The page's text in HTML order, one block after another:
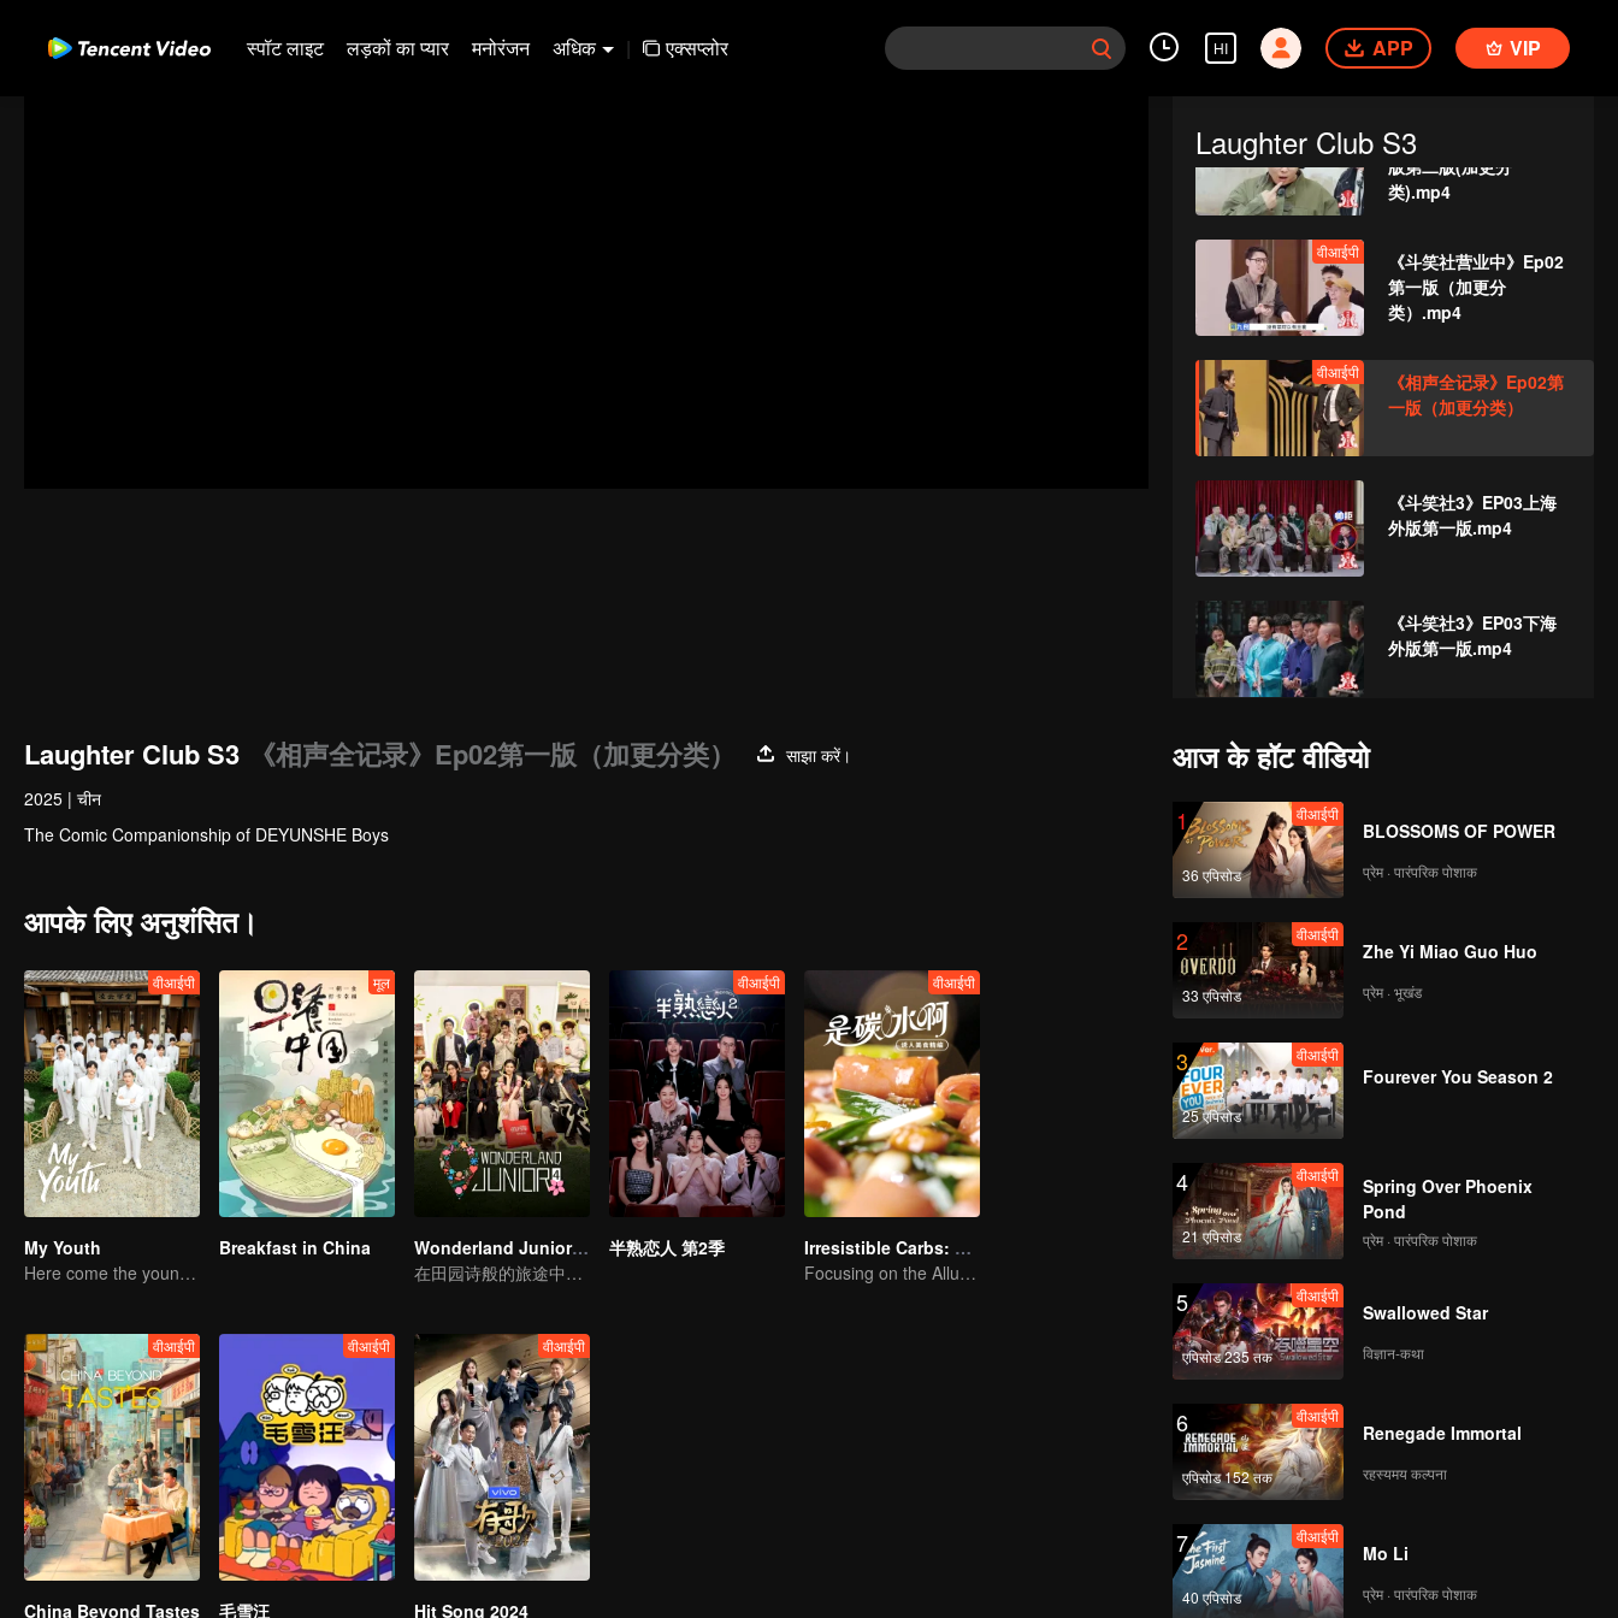
स्पॉट लाइट लड़कों का प्यार मनोरंजन अधिक | एक्सप्लोर HI APP VIP
Laughter Club S3
外版第一版
वीआईपी
《斗笑社3》Ep02加更
版第二版(加更分
类).mp4
वीआईपी
《斗笑社营业中》Ep02
第一版（加更分
类）.mp4
वीआईपी
《相声全记录》Ep02第
一版（加更分类）
《斗笑社3》EP03上海
外版第一版.mp4
《斗笑社3》EP03下海
外版第一版.mp4
वीआईपी
《斗笑社营业中》Ep03
वीआईपी
《相声全记录》EP03第
一版（加更分类）
《斗笑社3》EP04下海
外版第一版
वीआईपी
《斗笑社3》加更EP04
वीआईपी
《斗笑社营业中》EP04
वीआईपी
《相声全记录》EP04第
Laughter Club S3 《相声全记录》Ep02第一版（加更分类）
साझा करें।
2025 | चीन
The Comic Companionship of DEYUNSHE Boys
आपके लिए अनुशंसित।
वीआईपी
My Youth
Here come the young traditional culture fans!
मूल
Breakfast in China
Wonderland Junior S4
在田园诗般的旅途中，遇见世界
वीआईपी
半熟恋人 第2季
वीआईपी
Irresistible Carbs: Tempting Food Collection
Focusing on the Allure of Carbohydrate Staples
वीआईपी
China Beyond Tastes
वीआईपी
毛雪汪
वीआईपी
Hit Song 2024
आज के हॉट वीडियो
1
36 एपिसोड
वीआईपी
BLOSSOMS OF POWER
प्रेम · पारंपरिक पोशाक
2
33 एपिसोड
वीआईपी
Zhe Yi Miao Guo Huo
प्रेम · भूखंड
3
25 एपिसोड
वीआईपी
Fourever You Season 2
4
21 एपिसोड
वीआईपी
Spring Over Phoenix
Pond
प्रेम · पारंपरिक पोशाक
5
एपिसोड 235 तक
वीआईपी
Swallowed Star
विज्ञान-कथा
6
एपिसोड 152 तक
वीआईपी
Renegade Immortal
रहस्यमय कल्पना
7
40 एपिसोड
वीआईपी
Mo Li
प्रेम · पारंपरिक पोशाक